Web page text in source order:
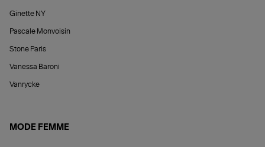
Ginette NY
Pascale Monvoisin
Stone Paris
Vanessa Baroni
Vanrycke
MODE FEMME